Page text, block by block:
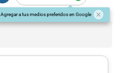
Agregar a tus medios preferidos en Google